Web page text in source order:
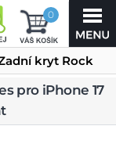
0
kryt Rock
Shield
17 Pro Max
pro iPhone 17